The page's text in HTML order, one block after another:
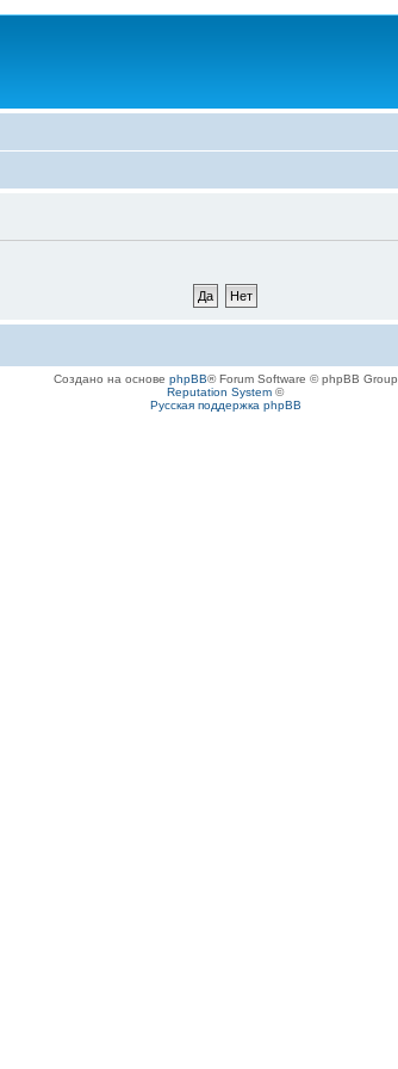
Создано на основе phpBB® Forum Software © phpBB Group
Reputation System ©
Русская поддержка phpBB